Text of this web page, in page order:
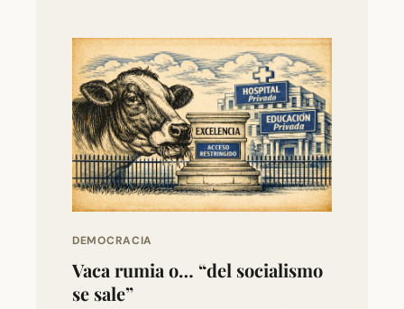
DEMOCRACIA
Vaca rumia o… “del socialismo
se sale”